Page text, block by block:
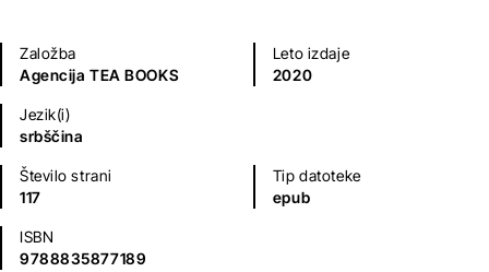
Založba
Agencija TEA BOOKS
Leto izdaje
2020
Jezik(i)
srbščina
Število strani
117
Tip datoteke
epub
ISBN
9788835877189